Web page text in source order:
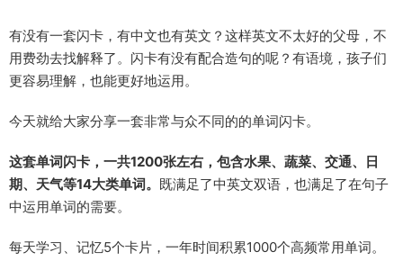
有没有一套闪卡，有中文也有英文？这样英文不太好的父母，不
用费劲去找解释了。闪卡有没有配合造句的呢？有语境，孩子们
更容易理解，也能更好地运用。
今天就给大家分享一套非常与众不同的的单词闪卡。
这套单词闪卡，一共1200张左右，包含水果、蔬菜、交通、日
期、天气等14大类单词。 既满足了中英文双语，也满足了在句子
中运用单词的需要。
每天学习、记忆5个卡片，一年时间积累1000个高频常用单词。